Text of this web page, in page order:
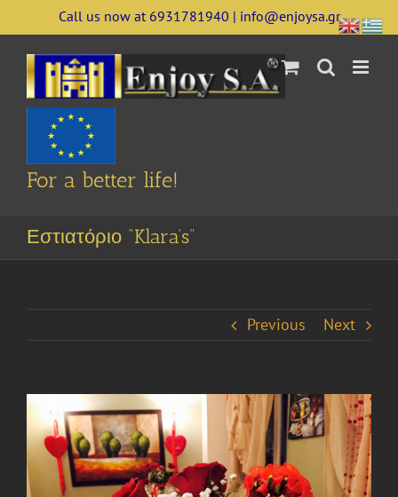
to
content
Call us now at 6931781940 | info@enjoysa.gr
For a better life!
Εστιατόριο “Klara’s”
Previous Next
View
Larger
Image